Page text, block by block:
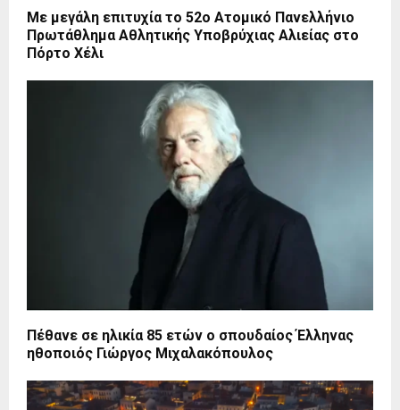
Με μεγάλη επιτυχία το 52ο Ατομικό Πανελλήνιο
Πρωτάθλημα Αθλητικής Υποβρύχιας Αλιείας στο
Πόρτο Χέλι
Πέθανε σε ηλικία 85 ετών ο σπουδαίος Έλληνας
ηθοποιός Γιώργος Μιχαλακόπουλος